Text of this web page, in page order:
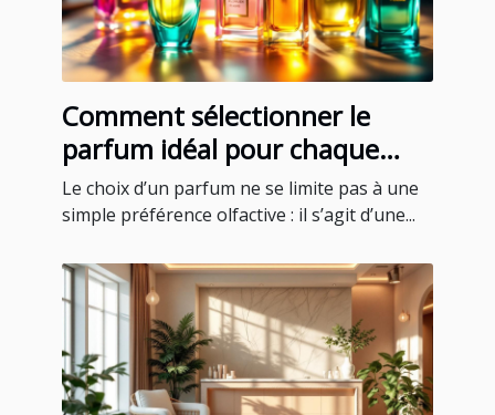
Comment sélectionner le
parfum idéal pour chaque
occasion ?
Le choix d’un parfum ne se limite pas à une
simple préférence olfactive : il s’agit d’une...